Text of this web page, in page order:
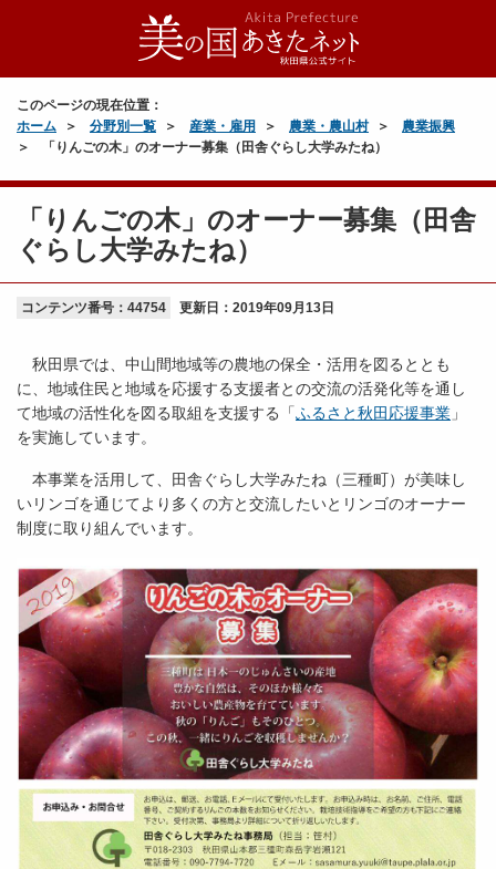
このページの現在位置：
ホーム
分野別一覧 産業・雇用 農業・農山村
農業振興
「りんごの木」のオーナー募集（田舎ぐらし大学みたね）
「りんごの木」のオーナー募集（田舎
ぐらし大学みたね）
コンテンツ番号：44754 更新日： 2019年09月13日
秋田県では、中山間地域等の農地の保全・活用を図るととも
に、地域住民と地域を応援する支援者との交流の活発化等を通し
て地域の活性化を図る取組を支援する「ふるさと秋田応援事業 」
を実施しています。
本事業を活用して、田舎ぐらし大学みたね（三種町）が美味し
いリンゴを通じてより多くの方と交流したいとリンゴのオーナー
制度に取り組んでいます。